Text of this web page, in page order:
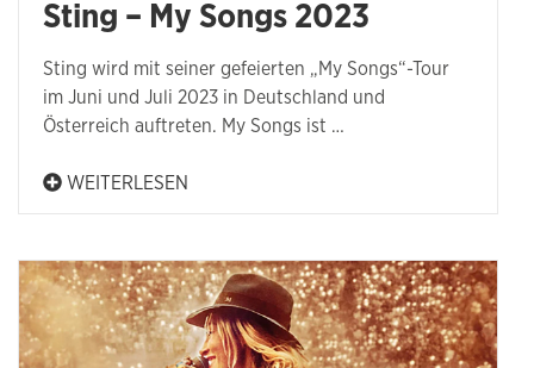
Sting – My Songs 2023
Sting wird mit seiner gefeierten „My Songs“-Tour
im Juni und Juli 2023 in Deutschland und
Österreich auftreten. My Songs ist …
WEITERLESEN